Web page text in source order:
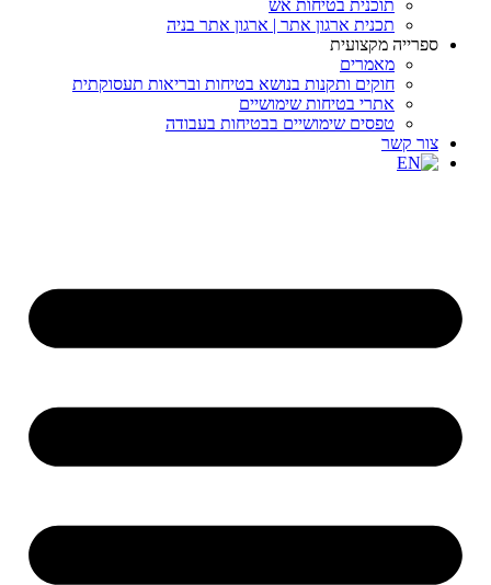
תוכנית בטיחות אש
תכנית ארגון אתר | ארגון אתר בניה
ספרייה מקצועית
מאמרים
חוקים ותקנות בנושא בטיחות ובריאות תעסוקתית
אתרי בטיחות שימושיים
טפסים שימושיים בבטיחות בעבודה
צור קשר